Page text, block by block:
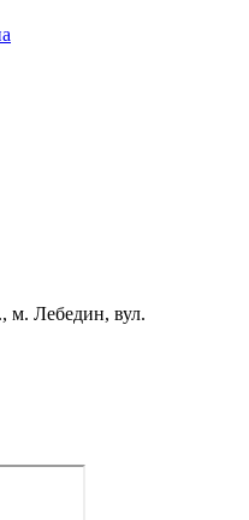
м. Лебедин, вул.